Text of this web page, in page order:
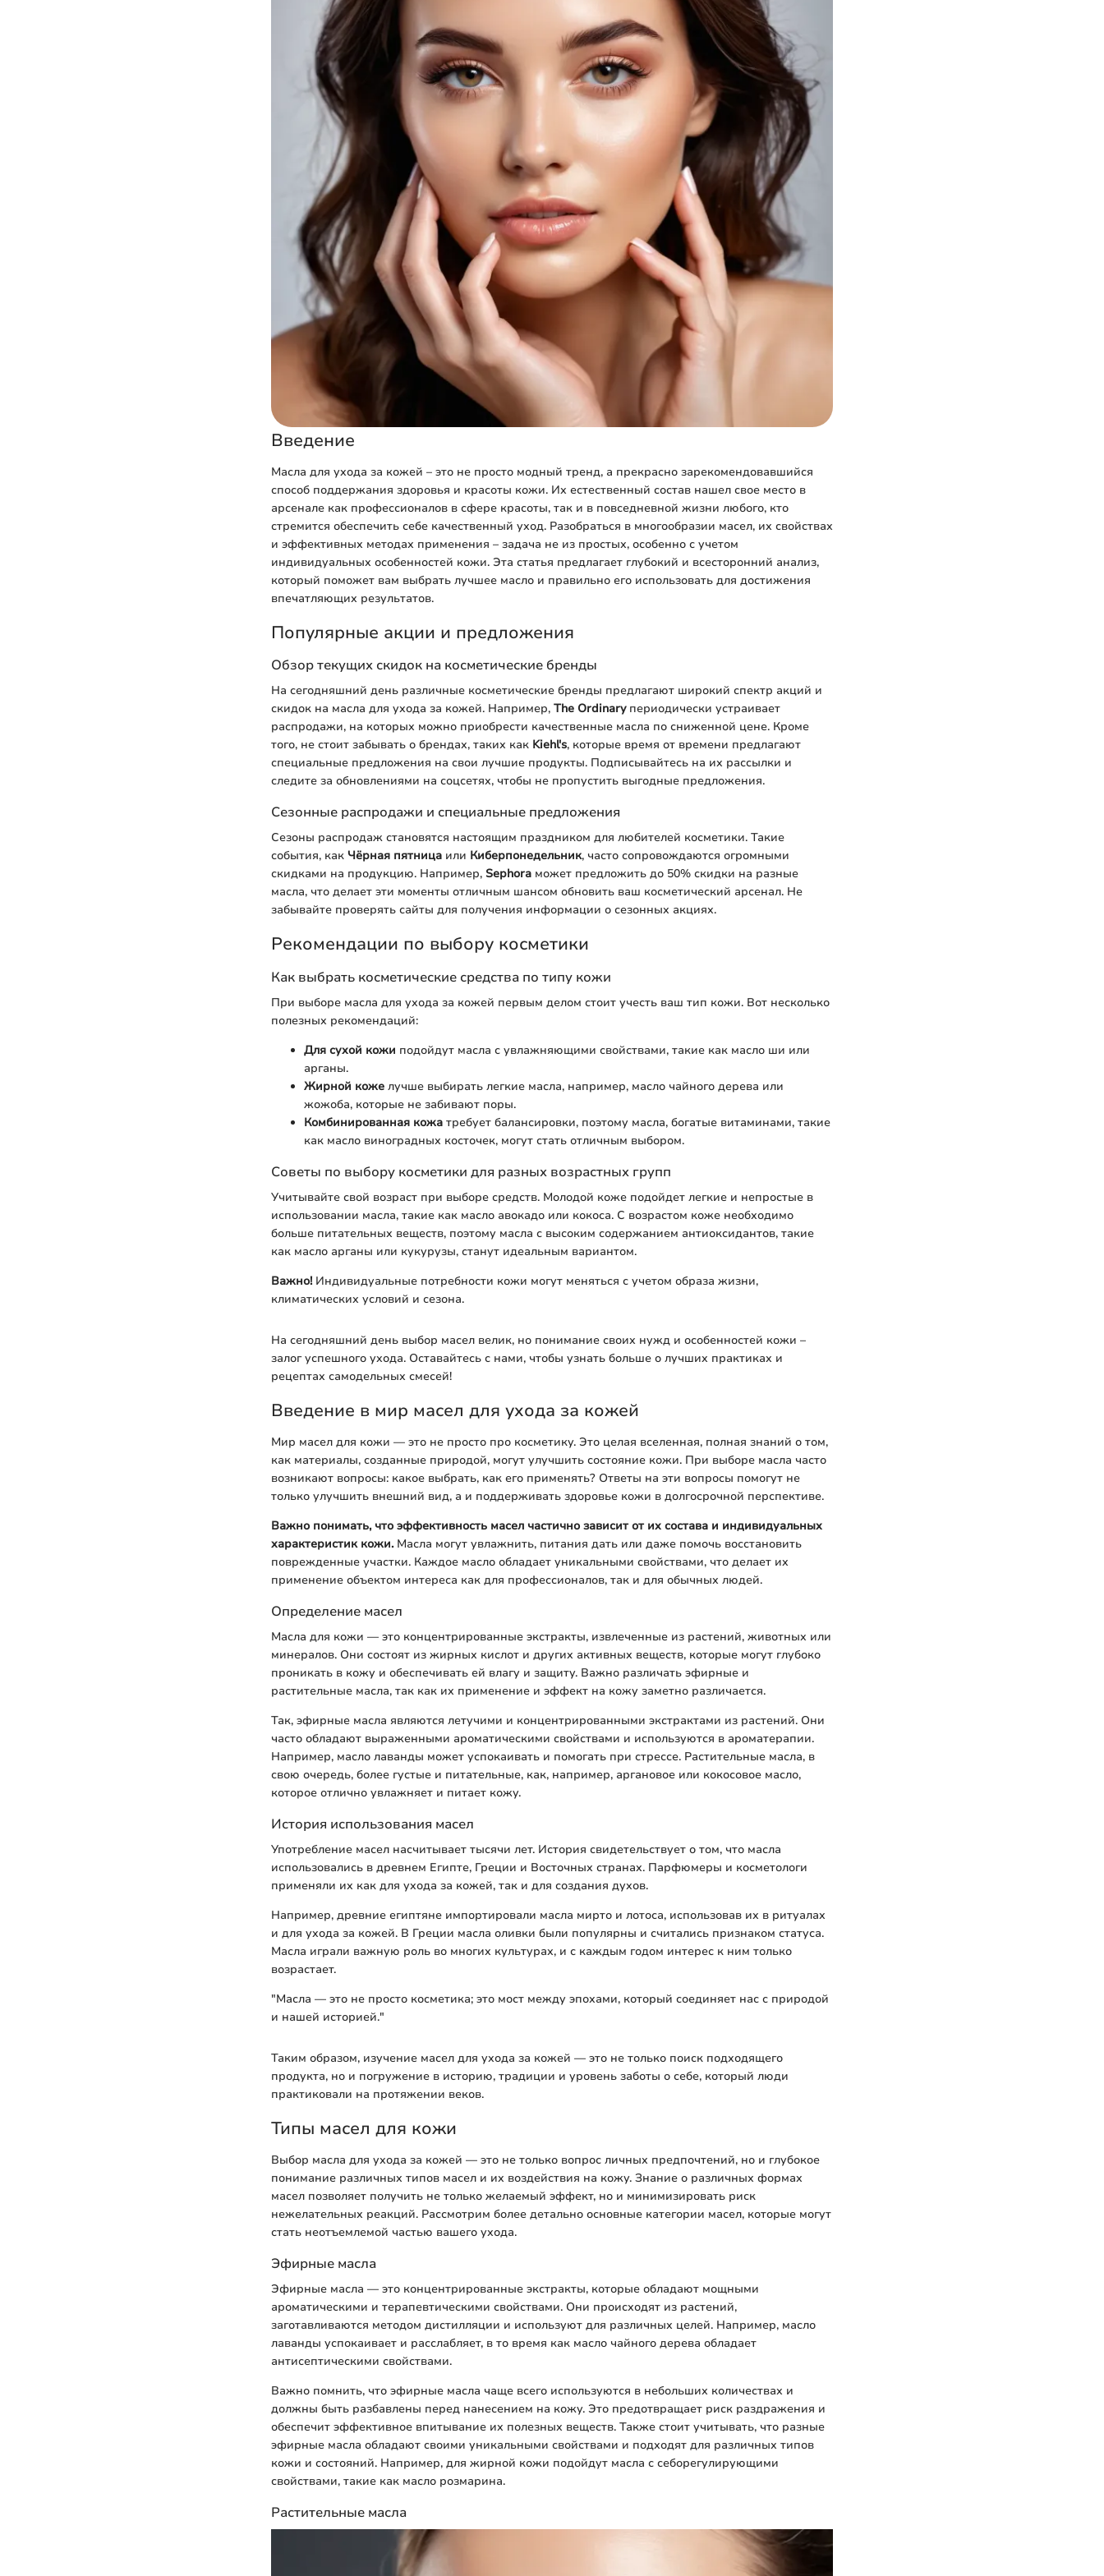
Введение
Масла для ухода за кожей – это не просто модный тренд, а прекрасно зарекомендовавшийся
способ поддержания здоровья и красоты кожи. Их естественный состав нашел свое место в
арсенале как профессионалов в сфере красоты, так и в повседневной жизни любого, кто
стремится обеспечить себе качественный уход. Разобраться в многообразии масел, их свойствах
и эффективных методах применения – задача не из простых, особенно с учетом
индивидуальных особенностей кожи. Эта статья предлагает глубокий и всесторонний анализ,
который поможет вам выбрать лучшее масло и правильно его использовать для достижения
впечатляющих результатов.
Популярные акции и предложения
Обзор текущих скидок на косметические бренды
На сегодняшний день различные косметические бренды предлагают широкий спектр акций и
скидок на масла для ухода за кожей. Например, The Ordinaryпериодически устраивает
распродажи, на которых можно приобрести качественные масла по сниженной цене. Кроме
того, не стоит забывать о брендах, таких как Kiehl's, которые время от времени предлагают
специальные предложения на свои лучшие продукты. Подписывайтесь на их рассылки и
следите за обновлениями на соцсетях, чтобы не пропустить выгодные предложения.
Сезонные распродажи и специальные предложения
Сезоны распродаж становятся настоящим праздником для любителей косметики. Такие
события, как Чёрная пятница или Киберпонедельник, часто сопровождаются огромными
скидками на продукцию. Например, Sephora может предложить до 50% скидки на разные
масла, что делает эти моменты отличным шансом обновить ваш косметический арсенал. Не
забывайте проверять сайты для получения информации о сезонных акциях.
Рекомендации по выбору косметики
Как выбрать косметические средства по типу кожи
При выборе масла для ухода за кожей первым делом стоит учесть ваш тип кожи. Вот несколько
полезных рекомендаций:
Для сухой кожи подойдут масла с увлажняющими свойствами, такие как масло ши или
арганы.
Жирной коже лучше выбирать легкие масла, например, масло чайного дерева или
жожоба, которые не забивают поры.
Комбинированная кожа требует балансировки, поэтому масла, богатые витаминами, такие
как масло виноградных косточек, могут стать отличным выбором.
Советы по выбору косметики для разных возрастных групп
Учитывайте свой возраст при выборе средств. Молодой коже подойдет легкие и непростые в
использовании масла, такие как масло авокадо или кокоса. С возрастом коже необходимо
больше питательных веществ, поэтому масла с высоким содержанием антиоксидантов, такие
как масло арганы или кукурузы, станут идеальным вариантом.
Важно! Индивидуальные потребности кожи могут меняться с учетом образа жизни,
климатических условий и сезона.
На сегодняшний день выбор масел велик, но понимание своих нужд и особенностей кожи –
залог успешного ухода. Оставайтесь с нами, чтобы узнать больше о лучших практиках и
рецептах самодельных смесей!
Введение в мир масел для ухода за кожей
Мир масел для кожи — это не просто про косметику. Это целая вселенная, полная знаний о том,
как материалы, созданные природой, могут улучшить состояние кожи. При выборе масла часто
возникают вопросы: какое выбрать, как его применять? Ответы на эти вопросы помогут не
только улучшить внешний вид, а и поддерживать здоровье кожи в долгосрочной перспективе.
Важно понимать, что эффективность масел частично зависит от их состава и индивидуальных
характеристик кожи.Масла могут увлажнить, питания дать или даже помочь восстановить
поврежденные участки. Каждое масло обладает уникальными свойствами, что делает их
применение объектом интереса как для профессионалов, так и для обычных людей.
Определение масел
Масла для кожи — это концентрированные экстракты, извлеченные из растений, животных или
минералов. Они состоят из жирных кислот и других активных веществ, которые могут глубоко
проникать в кожу и обеспечивать ей влагу и защиту. Важно различать эфирные и
растительные масла, так как их применение и эффект на кожу заметно различается.
Так, эфирные масла являются летучими и концентрированными экстрактами из растений. Они
часто обладают выраженными ароматическими свойствами и используются в ароматерапии.
Например, масло лаванды может успокаивать и помогать при стрессе. Растительные масла, в
свою очередь, более густые и питательные, как, например, аргановое или кокосовое масло,
которое отлично увлажняет и питает кожу.
История использования масел
Употребление масел насчитывает тысячи лет. История свидетельствует о том, что масла
использовались в древнем Египте, Греции и Восточных странах. Парфюмеры и косметологи
применяли их как для ухода за кожей, так и для создания духов.
Например, древние египтяне импортировали масла мирто и лотоса, использовав их в ритуалах
и для ухода за кожей. В Греции масла оливки были популярны и считались признаком статуса.
Масла играли важную роль во многих культурах, и с каждым годом интерес к ним только
возрастает.
"Масла — это не просто косметика; это мост между эпохами, который соединяет нас с природой
и нашей историей."
Таким образом, изучение масел для ухода за кожей — это не только поиск подходящего
продукта, но и погружение в историю, традиции и уровень заботы о себе, который люди
практиковали на протяжении веков.
Типы масел для кожи
Выбор масла для ухода за кожей — это не только вопрос личных предпочтений, но и глубокое
понимание различных типов масел и их воздействия на кожу. Знание о различных формах
масел позволяет получить не только желаемый эффект, но и минимизировать риск
нежелательных реакций. Рассмотрим более детально основные категории масел, которые могут
стать неотъемлемой частью вашего ухода.
Эфирные масла
Эфирные масла — это концентрированные экстракты, которые обладают мощными
ароматическими и терапевтическими свойствами. Они происходят из растений,
заготавливаются методом дистилляции и используют для различных целей. Например, масло
лаванды успокаивает и расслабляет, в то время как масло чайного дерева обладает
антисептическими свойствами.
Важно помнить, что эфирные масла чаще всего используются в небольших количествах и
должны быть разбавлены перед нанесением на кожу. Это предотвращает риск раздражения и
обеспечит эффективное впитывание их полезных веществ. Также стоит учитывать, что разные
эфирные масла обладают своими уникальными свойствами и подходят для различных типов
кожи и состояний. Например, для жирной кожи подойдут масла с себорегулирующими
свойствами, такие как масло розмарина.
Растительные масла